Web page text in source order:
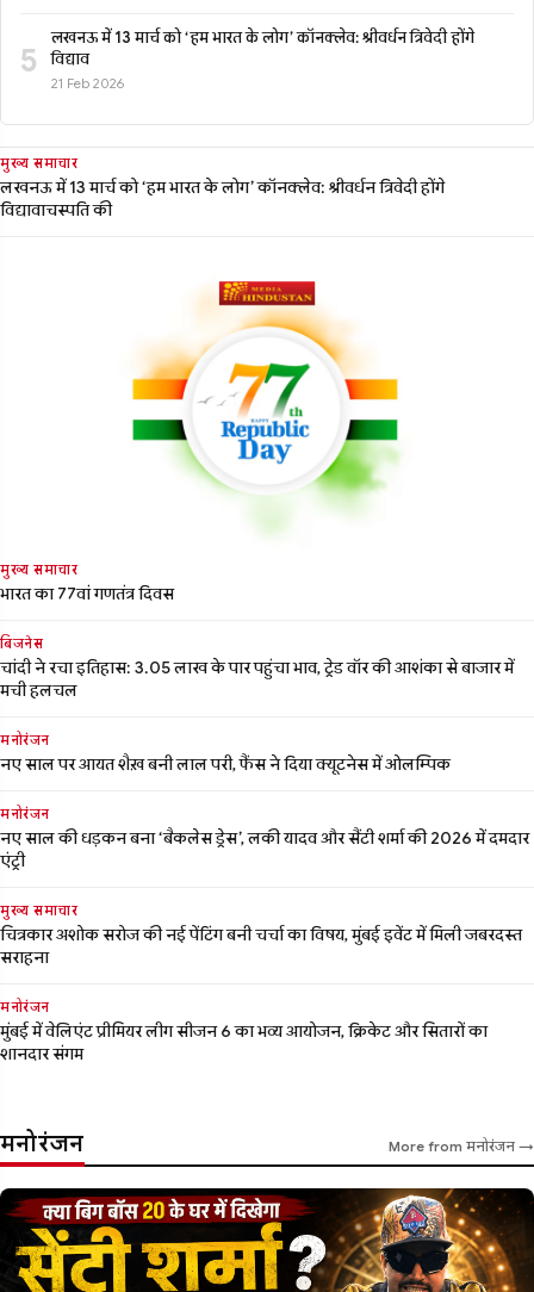
मुख्य समाचार
लखनऊ में 13 मार्च को ‘हम भारत के लोग’ कॉनक्लेव: श्रीवर्धन त्रिवेदी होंगे
विद्यावाचस्पति की
मुख्य समाचार
भारत का 77वां गणतंत्र दिवस
बिजनेस
चांदी ने रचा इतिहास: 3.05 लाख के पार पहुंचा भाव, ट्रेड वॉर की आशंका से बाजार में
मची हलचल
मनोरंजन
नए साल पर आयत शैख़ बनी लाल परी, फैंस ने दिया क्यूटनेस में ओलम्पिक
मनोरंजन
नए साल की धड़कन बना ‘बैकलेस ड्रेस’, लकी यादव और सैंटी शर्मा की 2026 में दमदार
एंट्री
मुख्य समाचार
चित्रकार अशोक सरोज की नई पेंटिंग बनी चर्चा का विषय, मुंबई इवेंट में मिली जबरदस्त
सराहना
मनोरंजन
मुंबई में वेलिएंट प्रीमियर लीग सीजन 6 का भव्य आयोजन, क्रिकेट और सितारों का
शानदार संगम
5
लखनऊ में 13 मार्च को ‘हम भारत के लोग’ कॉनक्लेव: श्रीवर्धन त्रिवेदी होंगे
विद्याव
21 Feb 2026
मनोरंजन More from मनोरंजन →